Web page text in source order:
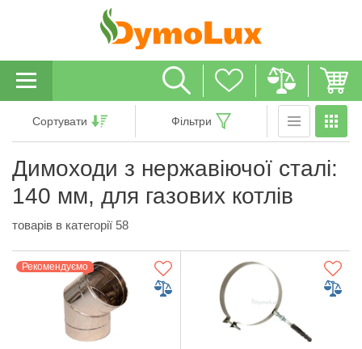
Димоходи з нержавіючої сталі:
140 мм, для газових котлів
товарів в категорії 58
Сортувати Фільтри
Рекомендуємо